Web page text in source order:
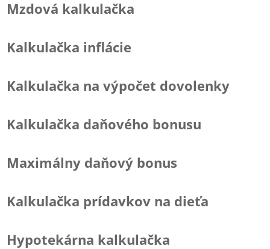
Mzdová kalkulačka
Kalkulačka inflácie
Kalkulačka na výpočet dovolenky
Kalkulačka daňového bonusu
Maximálny daňový bonus
Kalkulačka prídavkov na dieťa
Hypotekárna kalkulačka